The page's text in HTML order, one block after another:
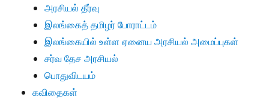
அரசியல் தீர்வு
இலங்கைத் தமிழர் போராட்டம்
இலங்கையில் உள்ள ஏனைய அரசியல் அமைப்புகள்
சர்வ தேச அரசியல்
பொதுவிடயம்
கவிதைகள்